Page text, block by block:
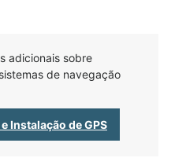
adicionais sobre
de navegação
Instalação de GPS